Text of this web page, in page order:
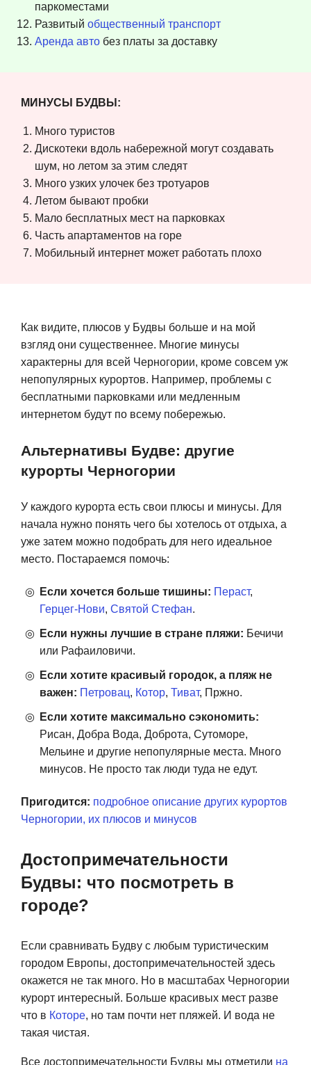
паркоместами
Развитый общественный транспорт
Аренда авто без платы за доставку
МИНУСЫ БУДВЫ:
Много туристов
Дискотеки вдоль набережной могут создавать
шум, но летом за этим следят
Много узких улочек без тротуаров
Летом бывают пробки
Мало бесплатных мест на парковках
Часть апартаментов на горе
Мобильный интернет может работать плохо
Как видите, плюсов у Будвы больше и на мой
взгляд они существеннее. Многие минусы
характерны для всей Черногории, кроме совсем уж
непопулярных курортов. Например, проблемы с
бесплатными парковками или медленным
интернетом будут по всему побережью.
Альтернативы Будве: другие
курорты Черногории
У каждого курорта есть свои плюсы и минусы. Для
начала нужно понять чего бы хотелось от отдыха, а
уже затем можно подобрать для него идеальное
место. Постараемся помочь:
Если хочется больше тишины: Пераст,
Герцег-Нови, Святой Стефан.
Если нужны лучшие в стране пляжи: Бечичи
или Рафаиловичи.
Если хотите красивый городок, а пляж не
важен: Петровац, Котор, Тиват, Пржно.
Если хотите максимально сэкономить:
Рисан, Добра Вода, Доброта, Сутоморе,
Мельине и другие непопулярные места. Много
минусов. Не просто так люди туда не едут.
Пригодится: подробное описание других курортов
Черногории, их плюсов и минусов
Достопримечательности
Будвы: что посмотреть в
городе?
Если сравнивать Будву с любым туристическим
городом Европы, достопримечательностей здесь
окажется не так много. Но в масштабах Черногории
курорт интересный. Больше красивых мест разве
что в Которе, но там почти нет пляжей. И вода не
такая чистая.
Все достопримечательности Будвы мы отметили на